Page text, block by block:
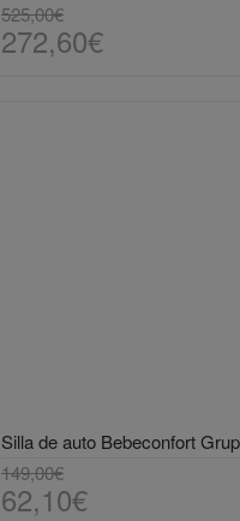
525,00€
272,60€
Silla de auto Bebeconfort
149,00€
62,10€